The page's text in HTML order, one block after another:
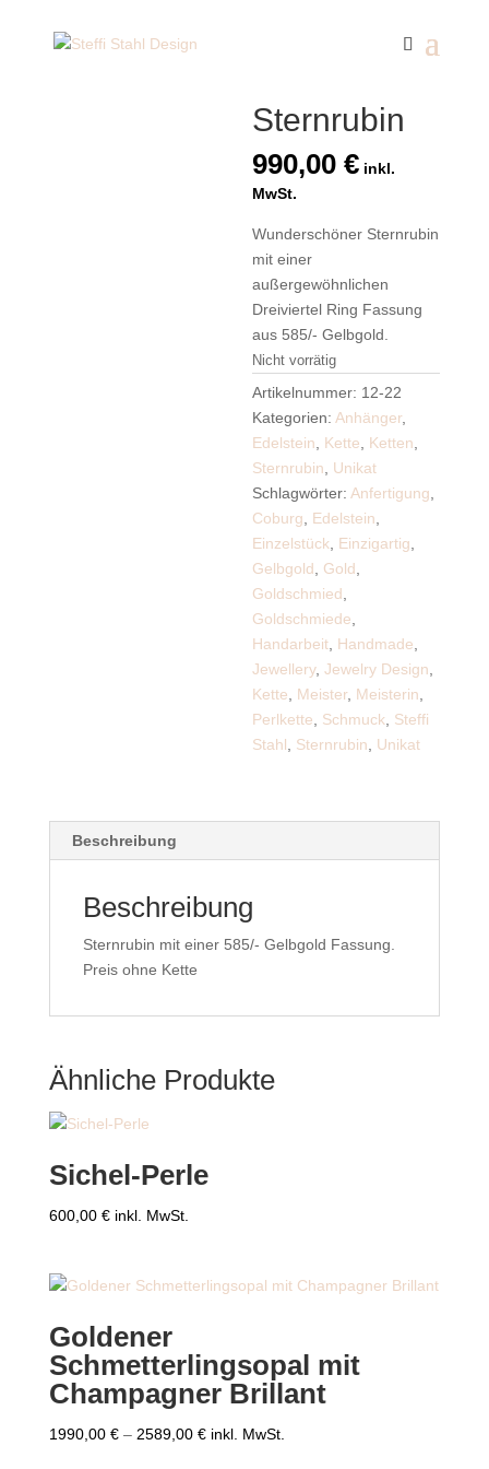
Sternrubin
990,00€ inkl.
MwSt.
Wunderschöner Sternrubin
mit einer
außergewöhnlichen
Dreiviertel Ring Fassung
aus 585/- Gelbgold.
Nicht vorrätig
Artikelnummer: 12-22
Kategorien: Anhänger,
Edelstein
Kette Ketten
Sternrubin
Unikat
Schlagwörter: Anfertigung
Coburg
Edelstein
Einzelstück
Einzigartig
Gelbgold
Gold
Goldschmied
Goldschmiede
Handarbeit Handmade
Jewellery,Jewelry Design
Kette
Meister, Meisterin
Perlkette
Schmuck
Steffi
Stahl
Sternrubin Unikat
Beschreibung
Beschreibung
Sternrubin mit einer 585/- Gelbgold Fassung.
Preis ohne Kette
Ähnliche Produkte
Sichel-Perle
600,00 € inkl. MwSt.
Goldener
Schmetterlingsopal mit
Champagner Brillant
1990,00 € – 2589,00 €Preisspanne:
inkl. MwSt.